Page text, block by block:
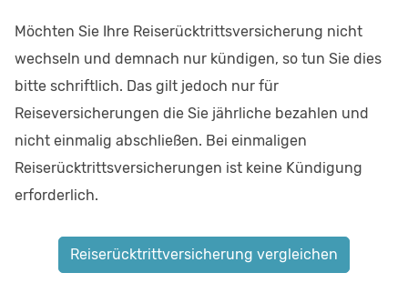
Möchten Sie Ihre Reiserücktrittsversicherung nicht
wechseln und demnach nur kündigen, so tun Sie dies
bitte schriftlich. Das gilt jedoch nur für
Reiseversicherungen die Sie jährliche bezahlen und
nicht einmalig abschließen. Bei einmaligen
Reiserücktrittsversicherungen ist keine Kündigung
erforderlich.
Reiserücktrittversicherung vergleichen